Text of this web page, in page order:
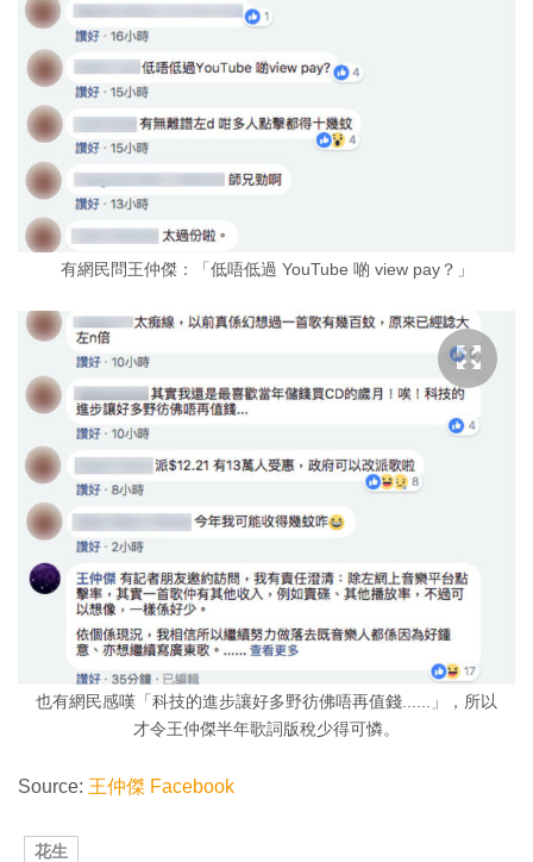
有網民問王仲傑：「低唔低過 YouTube 啲 view pay？」
也有網民感嘆「科技的進步讓好多野彷佛唔再值錢......」，所以
才令王仲傑半年歌詞版稅少得可憐。
Source: 王仲傑 Facebook
花生